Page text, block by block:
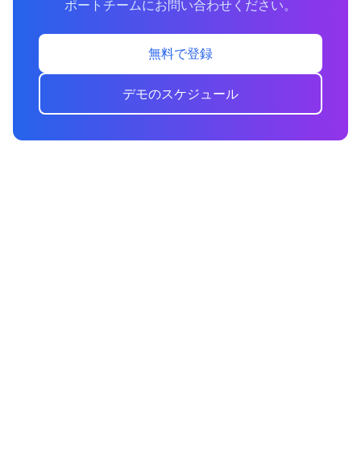
ポートチームにお問い合わせください。
無料で登録
デモのスケジュール